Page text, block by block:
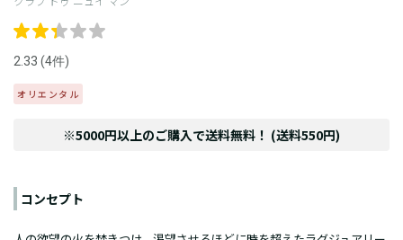
2.33 (4件)
オリエンタル
※5000円以上のご購入で送料無料！ (送料550円)
コンセプト